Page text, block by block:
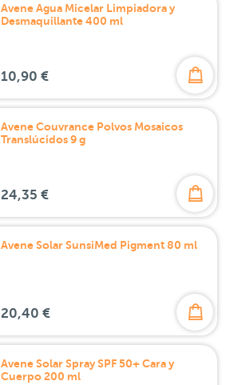
Avene Agua Micelar Limpiadora y
Desmaquillante 400 ml
10,90 €
Avene Couvrance Polvos Mosaicos
Translúcidos 9 g
24,35 €
Avene Solar SunsiMed Pigment 80 ml
20,40 €
Avene Solar Spray SPF 50+ Cara y
Cuerpo 200 ml